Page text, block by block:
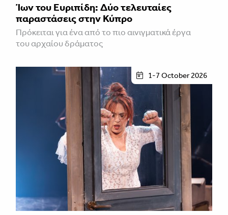
Ίων του Ευριπίδη: Δύο τελευταίες
παραστάσεις στην Κύπρο
Πρόκειται για ένα από το πιο αινιγματικά έργα
του αρχαίου δράματος
1-7 October 2026